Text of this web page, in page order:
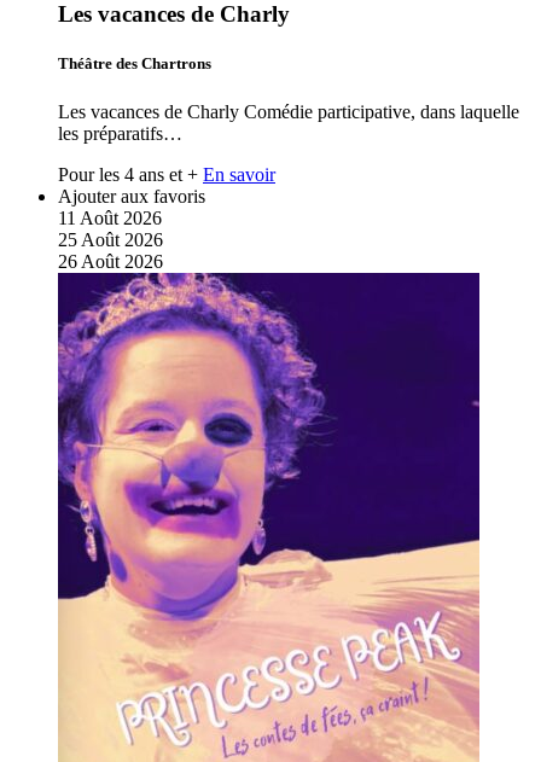
Les vacances de Charly
Théâtre des Chartrons
Les vacances de Charly Comédie participative, dans laquelle
les préparatifs…
Pour les 4 ans et + En savoir
Ajouter aux favoris
11 Août 2026
25 Août 2026
26 Août 2026